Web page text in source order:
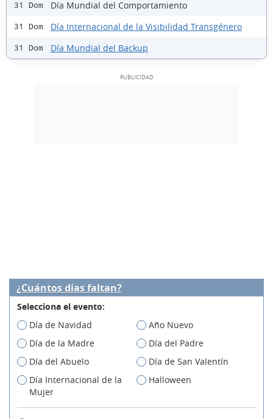
31 Dom Día Mundial del Comportamiento
31 Dom Día Internacional de la Visibilidad Transgénero
31 Dom Día Mundial del Backup
¿Cuántos días faltan?
Selecciona el evento:
Día de Navidad
Año Nuevo
Día de la Madre
Día del Padre
Día del Abuelo
Día de San Valentín
Día Internacional de la
Mujer
Halloween